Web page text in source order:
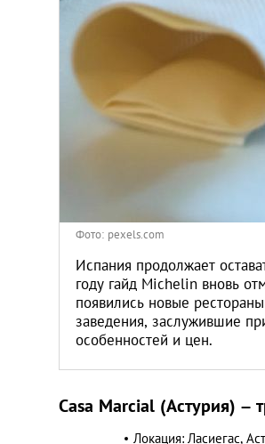
Москва
Паттайя
Санкт-Петербург
Фото: pexels.com
Испания продолжает
году гайд Michelin вновь
появились новые
заведения, заслужившие
особенностей и цен.
Casa Marcial (Астурия) –
Локация: Ласиегас,